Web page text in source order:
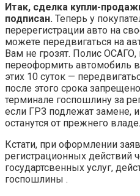
Итак, сделка купли-
подписан. Теперь у
перерегистрации авто на
можете передвигаться на
Вам не грозят. Полис
переоформить автомобиль
этих 10 суток —
после этого срока
терминале госпошлину за
если ГРЗ подлежат замене,
останутся от прежнего
Кстати, при оформлении
регистрационных действий
государтсвенных услуг,
госпошлины .